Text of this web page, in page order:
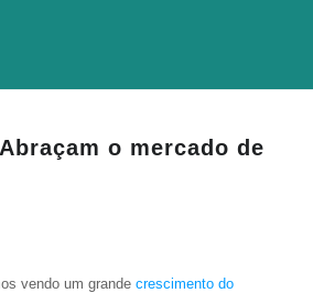
o mercado de
vendo um grande crescimento do